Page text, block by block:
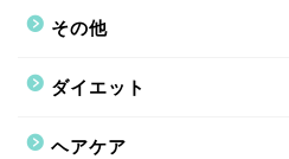
その他
ダイエット
ヘアケア